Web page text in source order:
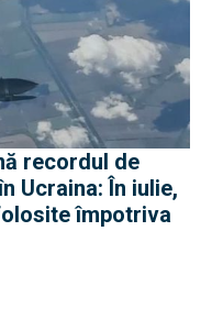
recordul de
Ucraina: În iulie,
împotriva